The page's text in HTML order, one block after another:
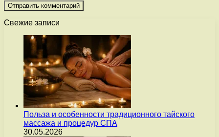
Свежие записи
Польза и особенности традиционного тайского
массажа и процедур СПА
30.05.2026